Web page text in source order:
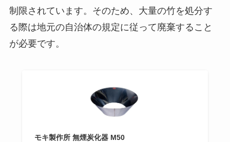
制限されています。そのため、大量の竹を処分す
る際は地元の自治体の規定に従って廃棄すること
が必要です。
モキ製作所 無煙炭化器 M50